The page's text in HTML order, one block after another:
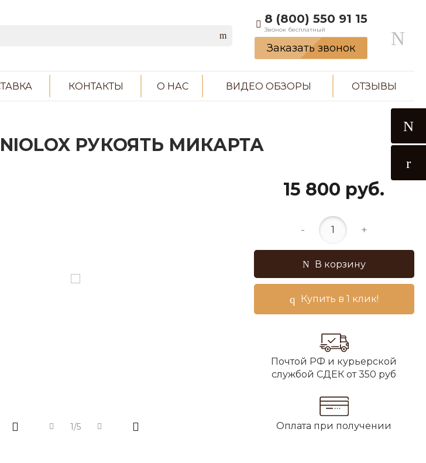
8 (800) 550 91 15
Звонок бесплатный
Заказать звонок
КОНТАКТЫ О НАС ВИДЕО ОБЗОРЫ ОТЗЫВЫ
РУКОЯТЬ МИКАРТА
1/5
15 800 руб.
- +
В корзину
Купить в 1 клик!
Почтой РФ и курьерской
службой СДЕК от 350 руб
Оплата при получении